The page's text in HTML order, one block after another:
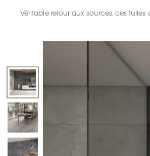
Véritable retour aux sources, ces